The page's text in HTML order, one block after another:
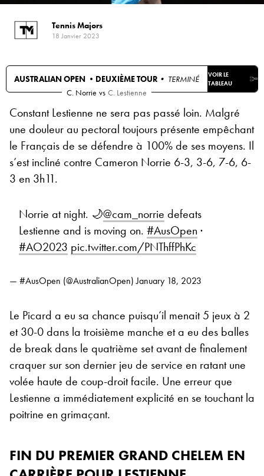
Tennis Majors
18 Janvier 2023
AUSTRALIAN OPEN • DEUXIÈME TOUR • TERMINÉ
VOIR LE
TABLEAU
C. Norrie vs C. Lestienne
Constant Lestienne ne sera pas passé loin. Malgré
une douleur au pectoral toujours présente empêchant
le Français de se défendre à 100% de ses moyens. Il
s’est incliné contre Cameron Norrie 6-3, 3-6, 7-6, 6-
3 en 3h11.
Norrie at night. 🌙@cam_norrie defeats
Lestienne and is moving on. #AusOpen ·
#AO2023 pic.twitter.com/PNThffPhKc
— #AusOpen (@AustralianOpen)January 18, 2023
Le Picard a eu sa chance puisqu’il menait 5 jeux à 2
et 30-0 dans la troisième manche et a eu des balles
de break dans le quatrième set avant de finalement
craquer sur son dernier jeu de service en ratant une
volée haute de coup-droit facile. Une erreur que
Lestienne a immédiatement explicité en se touchant la
poitrine en grimaçant.
FIN DU PREMIER GRAND CHELEM EN